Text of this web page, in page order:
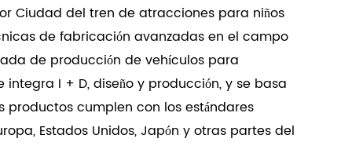
Ciudad del tren de atracciones para niños
de fabricación avanzadas en el campo
de producción de vehículos para
I + D, diseño y producción, y se basa
cumplen con los estándares
Estados Unidos, Japón y otras partes del